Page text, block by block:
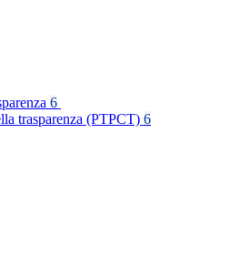
6
trasparenza (PTPCT) 6